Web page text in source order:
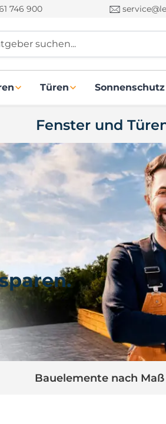
746 900
suchen...
Türen Sonnenschutz
Fenster und
Bauelemente nach